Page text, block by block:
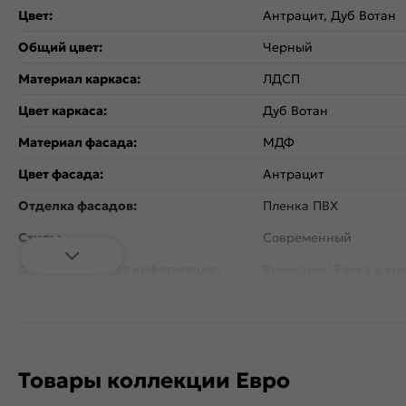
Цвет:
Антрацит, Дуб Вотан
Общий цвет:
Черный
Материал каркаса:
ЛДСП
Цвет каркаса:
Дуб Вотан
Материал фасада:
МДФ
Цвет фасада:
Антрацит
Отделка фасадов:
Пленка ПВХ
Стиль:
Современный
Тип поверхности:
Матовая
Товары коллекции Евро